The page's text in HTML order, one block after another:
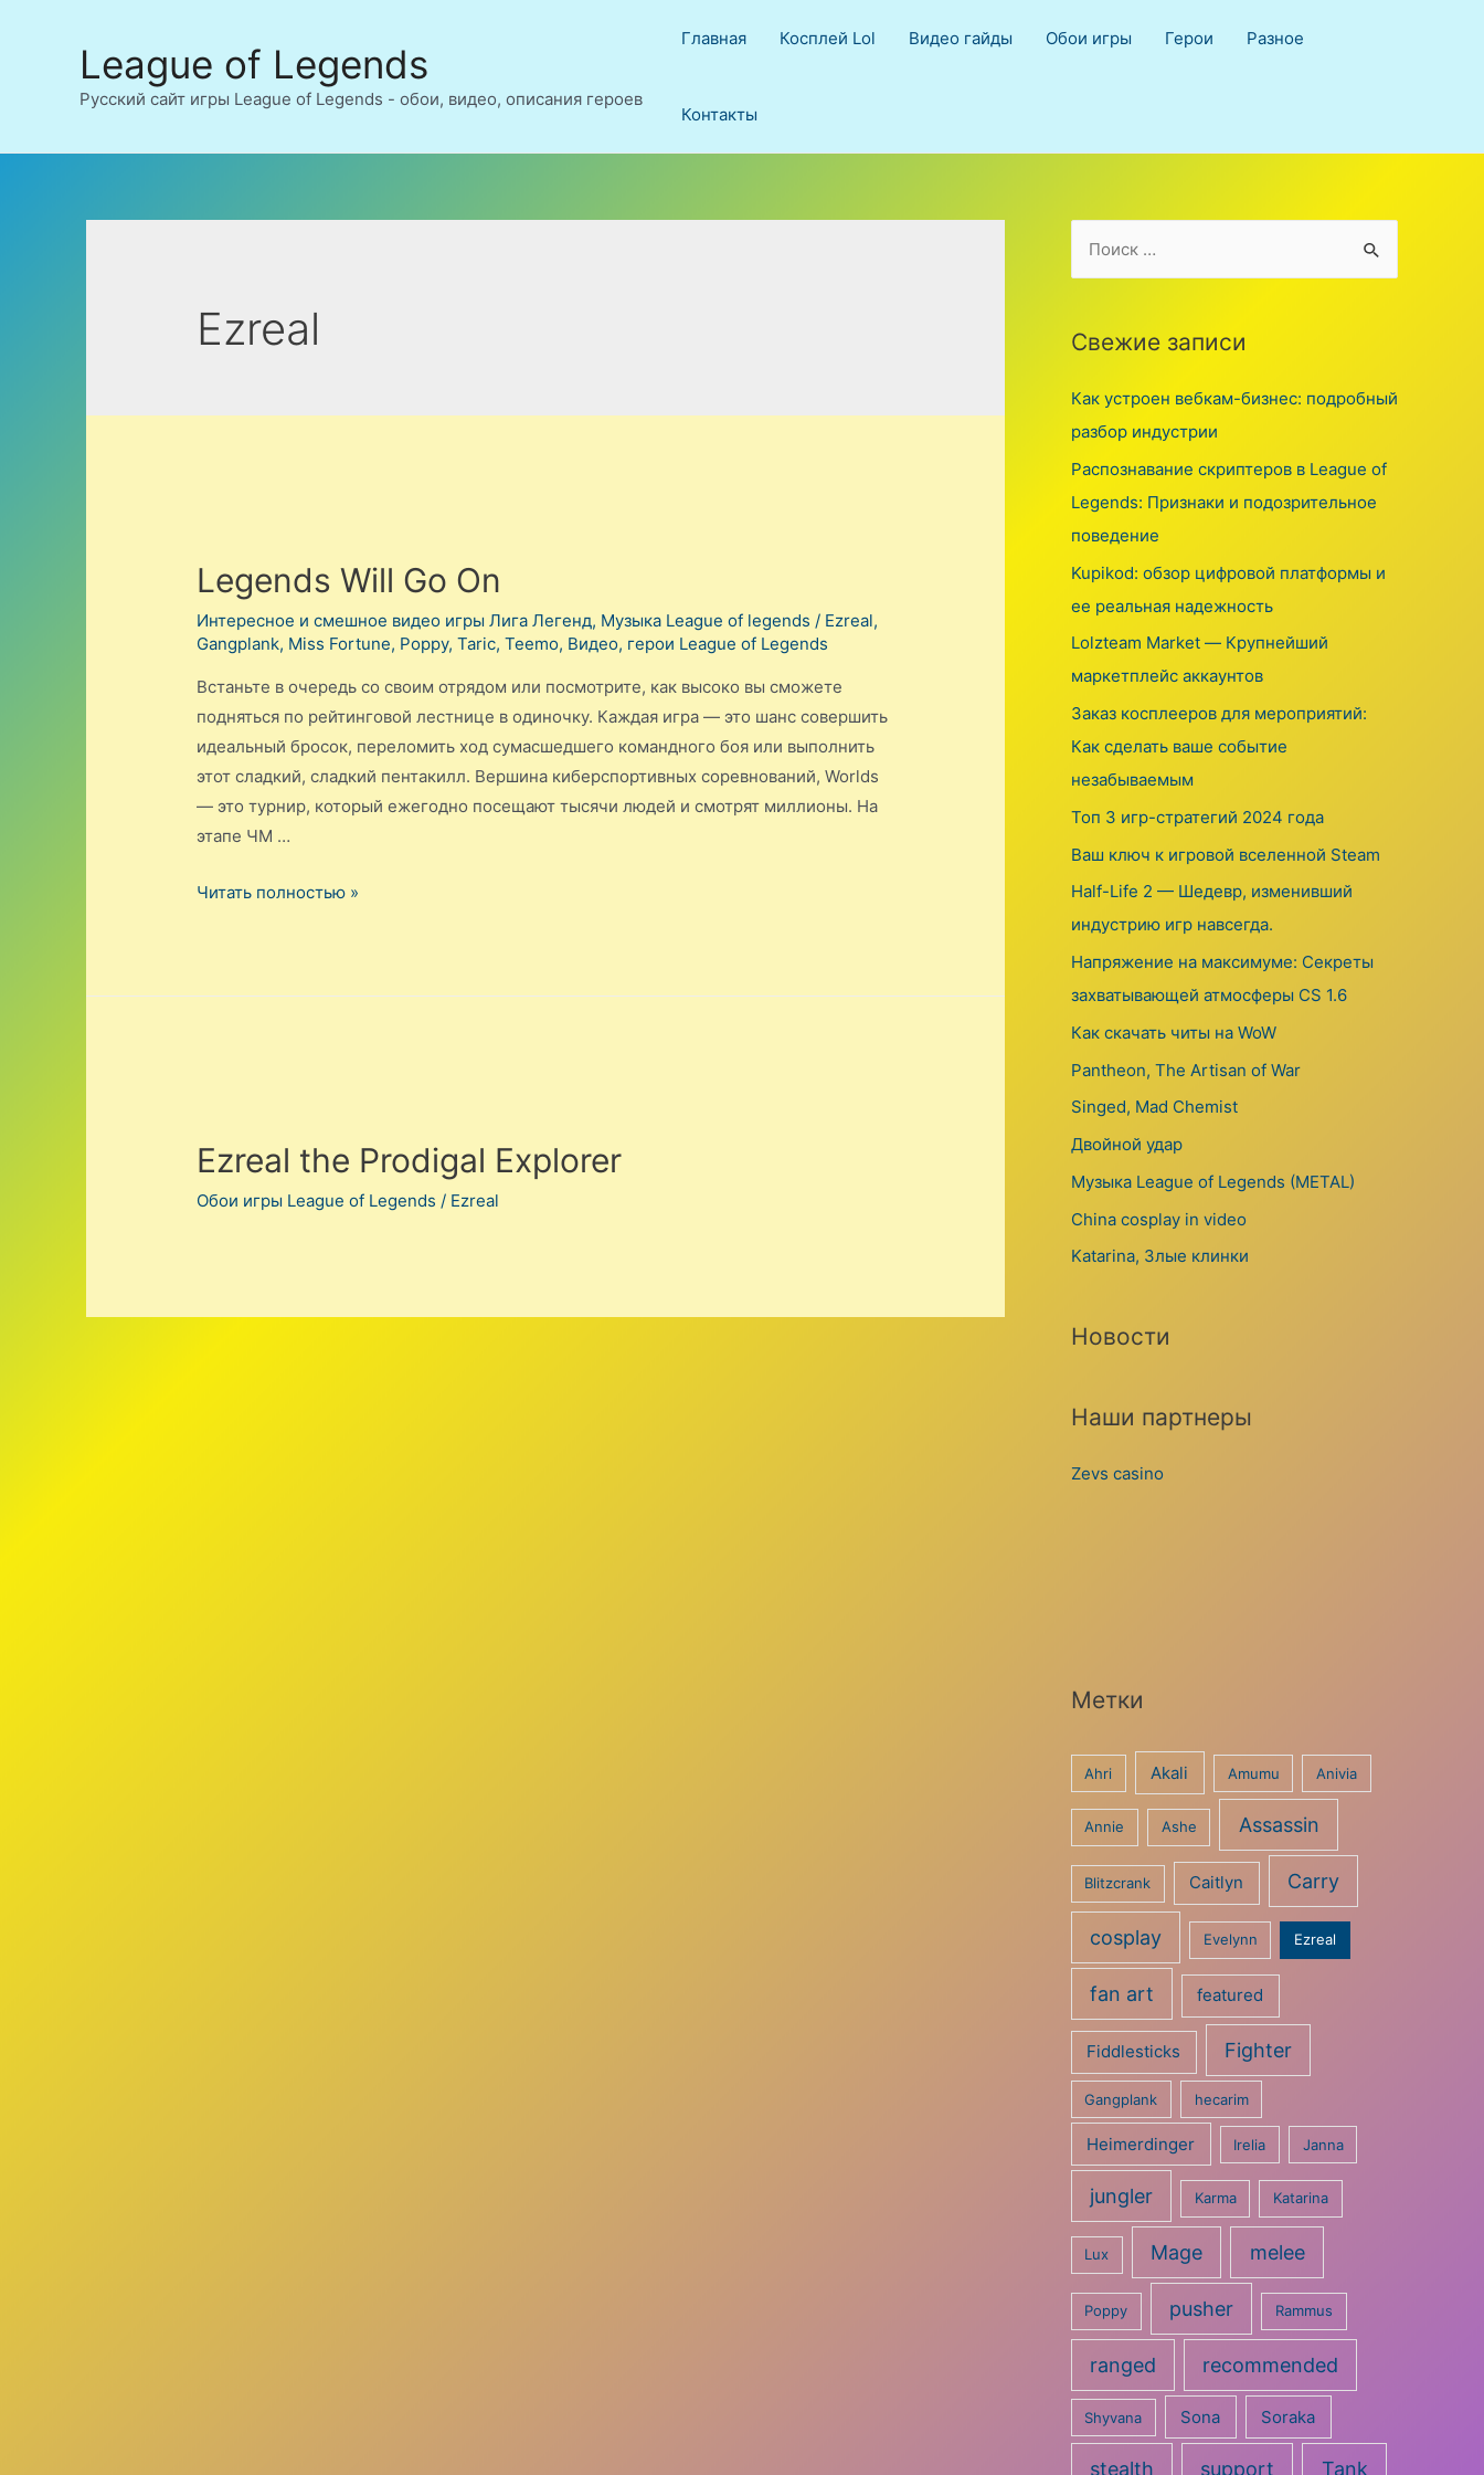
содержимомуLeague of Legends
Русский сайт игры League of Legends - обои, видео, описания героев
Главная Косплей Lol Видео гайды Обои игры Герои Разное
Контакты
Ezreal
Legends Will Go On
Интересное и смешное видео игры Лига Легенд, Музыка League of legends / Ezreal,
Gangplank, Miss Fortune, Poppy,Taric,Teemo, Видео, герои League of Legends
Встаньте в очередь со своим отрядом или посмотрите, как высоко вы сможете
подняться по рейтинговой лестнице в одиночку. Каждая игра — это шанс совершить
идеальный бросок, переломить ход сумасшедшего командного боя или выполнить
этот сладкий, сладкий пентакилл. Вершина киберспортивных соревнований, Worlds
— это турнир, который ежегодно посещают тысячи людей и смотрят миллионы. На
этапе ЧМ …
Legends
Читать полностью »
Ezreal the Prodigal Explorer
Обои игры League of Legends / Ezreal
r
h
f
o
r
:
Свежие записи
Как устроен вебкам-бизнес: подробный
разбор индустрии
Распознавание скриптеров в League of
Legends: Признаки и подозрительное
поведение
Kupikod: обзор цифровой платформы и
ее реальная надежность
Lolzteam Market — Крупнейший
маркетплейс аккаунтов
Заказ косплееров для мероприятий:
Как сделать ваше событие
незабываемым
Топ 3 игр-стратегий 2024 года
Ваш ключ к игровой вселенной Steam
Half-Life 2 — Шедевр, изменивший
индустрию игр навсегда.
Напряжение на максимуме: Секреты
захватывающей атмосферы CS 1.6
Как скачать читы на WoW
Pantheon, The Artisan of War
Singed, Mad Chemist
Двойной удар
Музыка League of Legends (METAL)
China cosplay in video
Katarina, Злые клинки
Новости
Наши партнеры
Zevs casino
Метки
Ahri Akali Amumu Anivia
Annie Ashe Assassin
Blitzcrank Caitlyn Carry
cosplay Evelynn Ezreal
fan art featured
Fiddlesticks Fighter
Gangplank hecarim
Heimerdinger Irelia Janna
jungler Karma Katarina
Lux Mage melee
Poppy pusher Rammus
ranged recommended
Shyvana Sona Soraka
stealth support Tank